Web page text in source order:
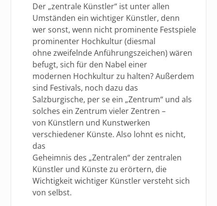
Der „zentrale Künstler“ ist unter allen
Umständen ein wichtiger Künstler, denn
wer sonst, wenn nicht prominente Festspiele
prominenter Hochkultur (diesmal
ohne zweifelnde Anführungszeichen) wären
befugt, sich für den Nabel einer
modernen Hochkultur zu halten? Außerdem
sind Festivals, noch dazu das
Salzburgische, per se ein „Zentrum“ und als
solches ein Zentrum vieler Zentren –
von Künstlern und Kunstwerken
verschiedener Künste. Also lohnt es nicht,
das
Geheimnis des „Zentralen“ der zentralen
Künstler und Künste zu erörtern, die
Wichtigkeit wichtiger Künstler versteht sich
von selbst.